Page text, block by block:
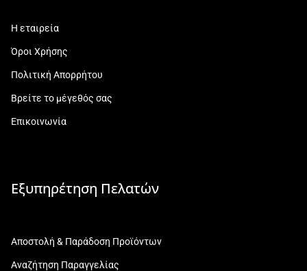
Η εταιρεία
Όροι Χρήσης
Πολιτική Απορρήτου
Βρείτε το μέγεθός σας
Επικοινωνία
Εξυπηρέτηση Πελατών
Αποστολή & Παράδοση Προϊόντων
Αναζήτηση Παραγγελίας